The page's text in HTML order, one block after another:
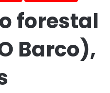
forestal
Barco),